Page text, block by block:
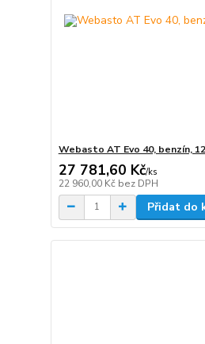
Webasto AT Evo 40, benzín,
27 781,60 Kč/ks
22 960,00 Kč bez DPH
Přidat do